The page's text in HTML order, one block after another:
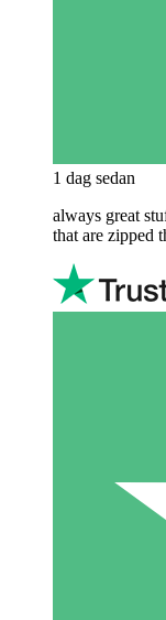
1 dag sedan
always great
that are zipped